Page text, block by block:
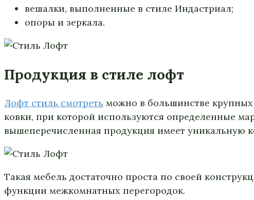
вешалки, выполненные в стиле Индастриал;
опоры и зеркала.
Продукция в стиле лофт
Лофт стиль смотреть можно в большинстве крупных
ковки, при которой используются определенные
вышеперечисленная продукция имеет
Такая мебель достаточно проста по своей
функции межкомнатных перегородок.